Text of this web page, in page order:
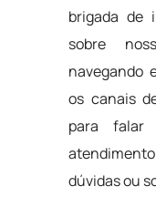
brigada de
sobre
navegando
os canais
para falar
dúvidas ou